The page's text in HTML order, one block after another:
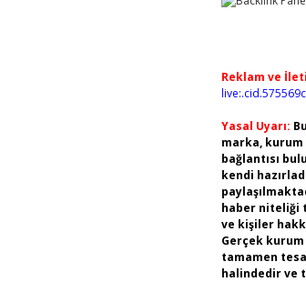
Reklam ve
Yasal Uyarı:
marka,
bağlantısı
kendi
haber niteliği
ve kişiler
Gerçek
tamamen
halindedir ve